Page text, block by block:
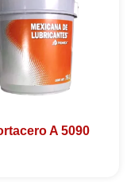
A 5090